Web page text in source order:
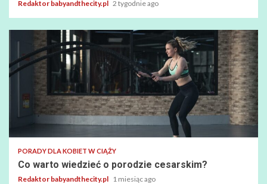
Redaktor babyandthecity.pl 2 tygodnie ago
PORADY DLA KOBIET W CIĄŻY
Co warto wiedzieć o porodzie cesarskim?
Redaktor babyandthecity.pl 1 miesiąc ago